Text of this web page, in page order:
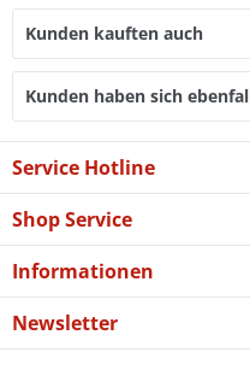
Kunden kauften auch
Kunden haben sich
Service Hotline
Shop Service
Informationen
Newsletter